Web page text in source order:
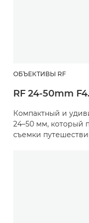
ОБЪЕКТИВЫ RF
RF 24-50mm
Компактный и
24–50 мм, который
съемки